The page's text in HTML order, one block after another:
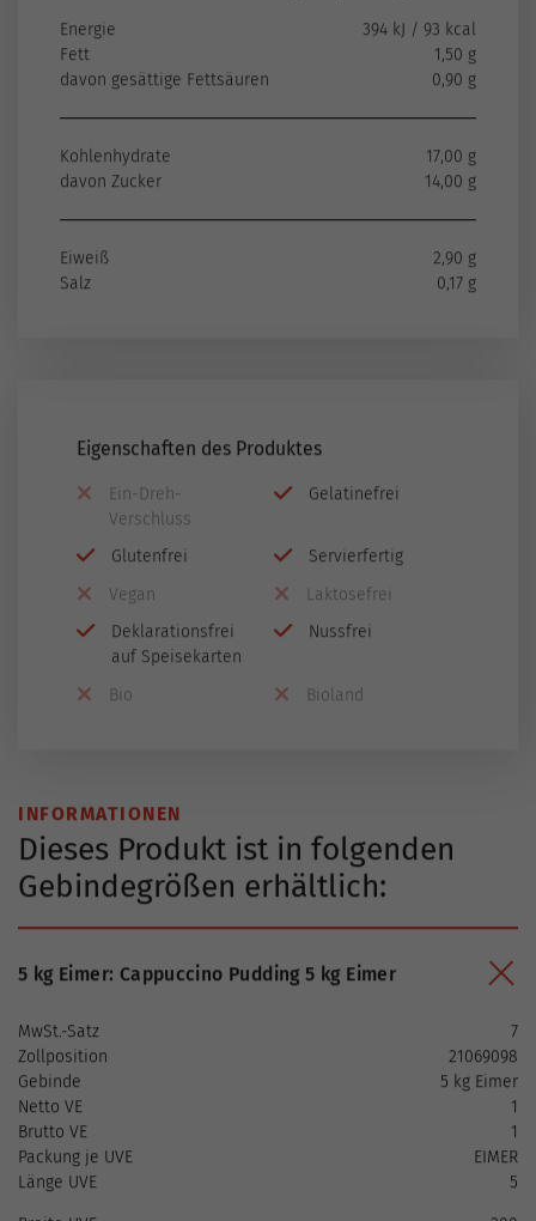
Energie
394 kJ / 93 kcal
Fett
1,50 g
davon gesättige Fettsäuren
0,90 g
Kohlenhydrate
17,00 g
davon Zucker
14,00 g
Eiweiß
2,90 g
Salz
0,17 g
Eigenschaften des Produktes
Ein-Dreh-
Verschluss
Gelatinefrei
Glutenfrei
Servierfertig
Vegan
Laktosefrei
Deklarationsfrei
auf Speisekarten
Nussfrei
Bio Bioland
INFORMATIONEN
Dieses Produkt ist in folgenden
Gebindegrößen erhältlich:
5 kg Eimer: Cappuccino Pudding 5 kg Eimer
MwSt.-Satz
7
Zollposition
21069098
Gebinde
5 kg Eimer
Netto VE
1
Brutto VE
1
Packung je UVE
EIMER
Länge UVE
5